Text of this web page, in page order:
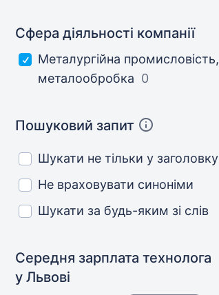
Сфера діяльності компанії
Металургійна промисловість,
металообробка 0
Пошуковий запит
Шукати не тільки у заголовку
Не враховувати синоніми
Шукати за будь-яким зі слів
Середня зарплата технолога
у Львові